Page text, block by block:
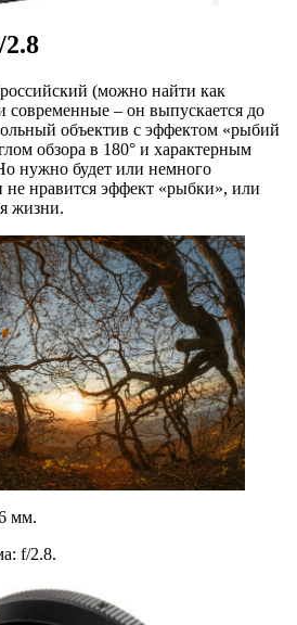
(можно найти как
современные – он выпускается до
объектив с эффектом «рыбий
обзора в 180° и характерным
нужно будет или немного
не нравится эффект «рыбки», или
жизни.
мм.
f/2.8.